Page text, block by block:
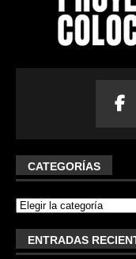
CATEGORÍAS
ENTRADAS